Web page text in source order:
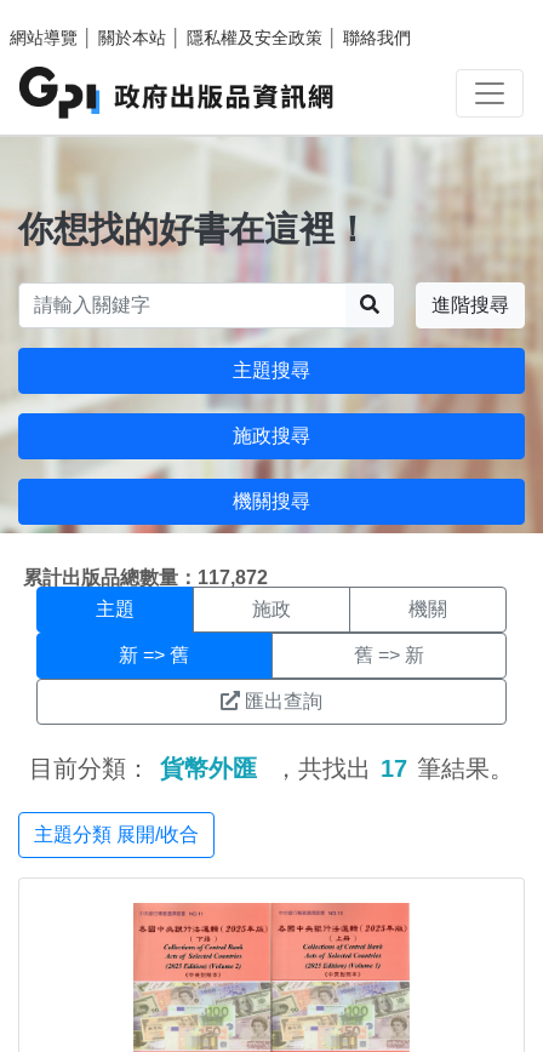
網站導覽
關於本站 隱私權及安全政策 聯絡我們
你想找的好書在這裡！
進階搜尋
主題搜尋
施政搜尋
機關搜尋
累計出版品總數量：117,872
主題搜尋結果頁面
主題 施政 機關
新 => 舊 舊 => 新
匯出查詢
目前分類： 貨幣外匯 ，共找出 17 筆結果。
主題分類 展開/收合